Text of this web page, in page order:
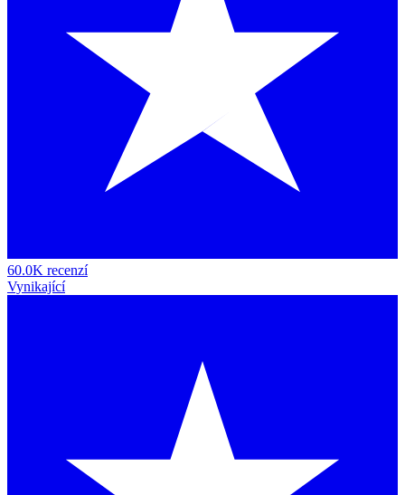
60.0K recenzí
Vynikající